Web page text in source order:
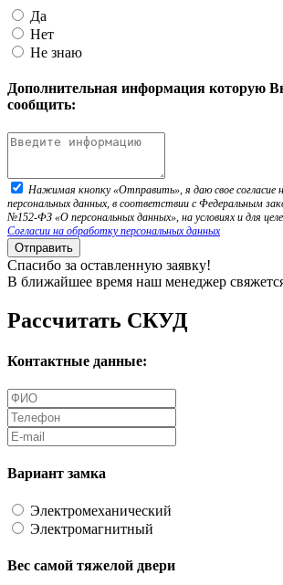
Да
Нет
Не знаю
Дополнительная информация которую
сообщить:
Нажимая кнопку «Отправить», я даю свое согласие
персональных данных, в соответствии с Федеральным
№152-ФЗ «О персональных данных», на условиях и для
Согласии на обработку персональных данных
Отправить
Спасибо за оставленную заявку!
В ближайшее время наш менеджер
Рассчитать СКУД
Контактные данные:
Вариант замка
Электромеханический
Электромагнитный
Вес самой тяжелой двери